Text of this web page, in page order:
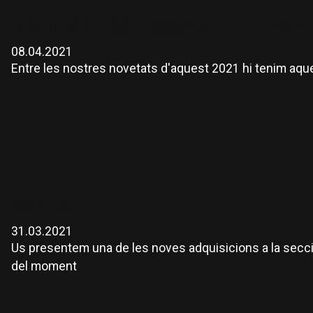
08.04.2021
Entre les nostres novetats d'aquest 2021 hi tenim
31.03.2021
Us presentem una de les noves adquisicions a la
del moment